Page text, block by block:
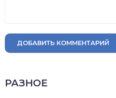
ДОБАВИТЬ КОММЕНТАРИЙ
РАЗНОЕ